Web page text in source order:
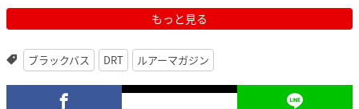
もっと見る
ブラックバス DRT ルアーマガジン